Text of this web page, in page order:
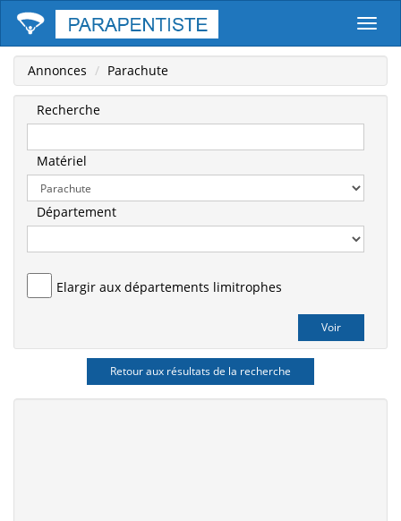
Annonces Parachute
Recherche
Matériel
Département
Elargir aux départements limitrophes
Retour aux résultats de la recherche